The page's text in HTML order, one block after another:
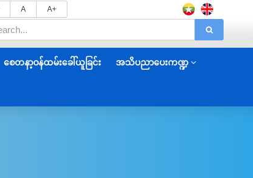
A A+
စေတနာ့ဝန်ထမ်းခေါ်ယူခြင်း အသိပညာပေးကဏ္ဍ